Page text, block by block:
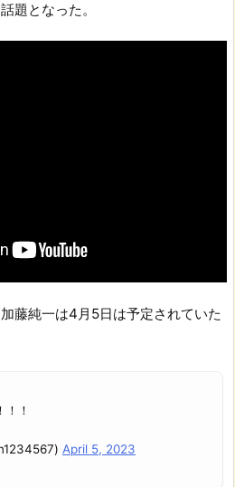
題となった。
藤純一は4月5日は予定されていた
！！
April 5, 2023